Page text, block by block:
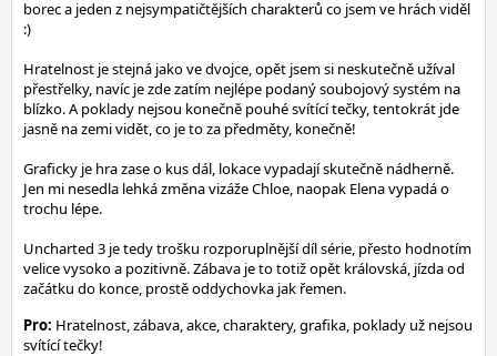
borec a jeden z nejsympatičtějších charakterů co jsem ve hrách viděl
:)
Hratelnost je stejná jako ve dvojce, opět jsem si neskutečně užíval
přestřelky, navíc je zde zatím nejlépe podaný soubojový systém na
blízko. A poklady nejsou konečně pouhé svítící tečky, tentokrát jde
jasně na zemi vidět, co je to za předměty, konečně!
Graficky je hra zase o kus dál, lokace vypadají skutečně nádherně.
Jen mi nesedla lehká změna vizáže Chloe, naopak Elena vypadá o
trochu lépe.
Uncharted 3 je tedy trošku rozporuplnější díl série, přesto hodnotím
velice vysoko a pozitivně. Zábava je to totiž opět královská, jízda od
začátku do konce, prostě oddychovka jak řemen.
Pro: Hratelnost, zábava, akce, charaktery, grafika, poklady už nejsou
svítící tečky!